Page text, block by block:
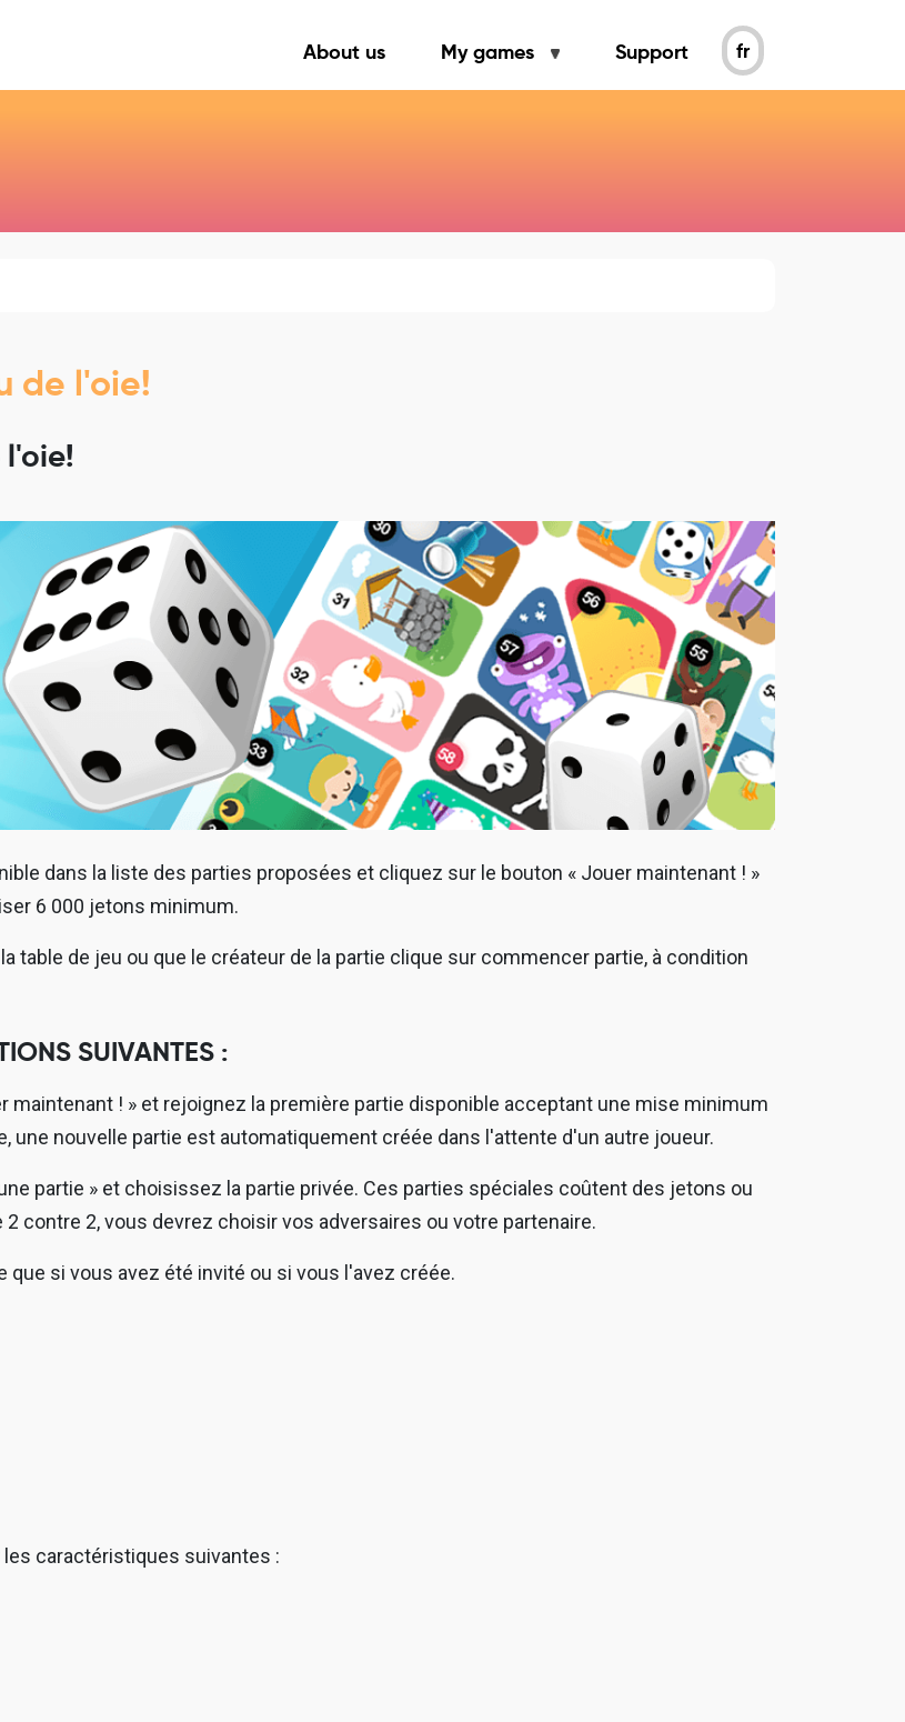
About us My games Support fr
de l'oie!
dans la liste des parties proposées et cliquez sur le bouton « Jouer maintenant ! »
6 000 jetons minimum.
table de jeu ou que le créateur de la partie clique sur commencer partie, à condition
SUIVANTES :
maintenant ! » et rejoignez la première partie disponible acceptant une mise minimum
une nouvelle partie est automatiquement créée dans l'attente d'un autre joueur.
partie » et choisissez la partie privée. Ces parties spéciales coûtent des jetons ou
contre 2, vous devrez choisir vos adversaires ou votre partenaire.
que si vous avez été invité ou si vous l'avez créée.
caractéristiques suivantes :